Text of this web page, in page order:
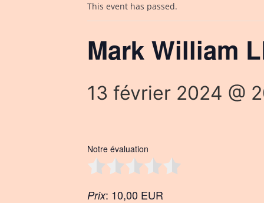
This event has passed.
Mark William
13 février 2024 @
Notre évaluation
Prix: 10,00 EUR